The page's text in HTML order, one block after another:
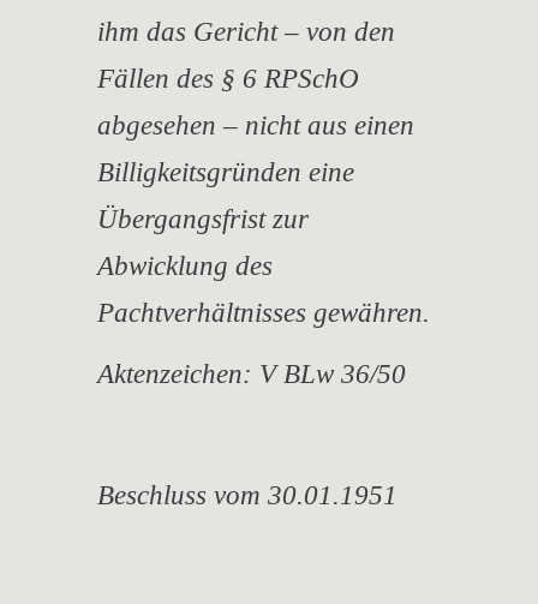
ihm das Gericht – von den
Fällen des § 6 RPSchO
abgesehen – nicht aus einen
Billigkeitsgründen eine
Übergangsfrist zur
Abwicklung des
Pachtverhältnisses gewähren.
Aktenzeichen: V BLw 36/50
Beschluss vom 30.01.1951